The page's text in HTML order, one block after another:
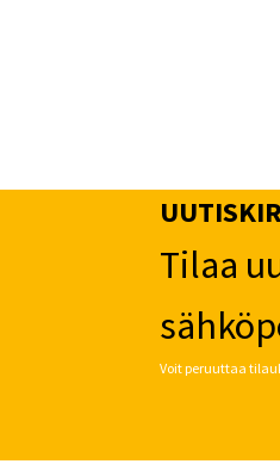
Tilaa
Voit peruuttaa